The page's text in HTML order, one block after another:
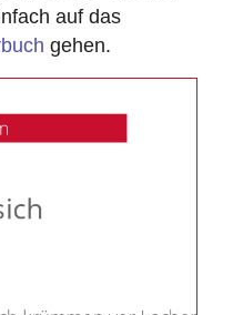
auf das
gehen.